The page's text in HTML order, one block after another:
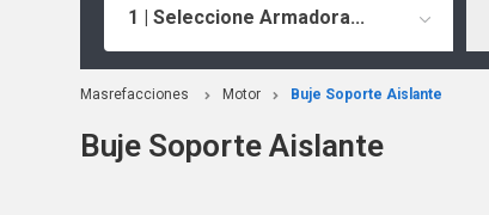
1 | Seleccione Armadora...
Masrefacciones Motor Buje Soporte Aislante
Buje Soporte Aislante